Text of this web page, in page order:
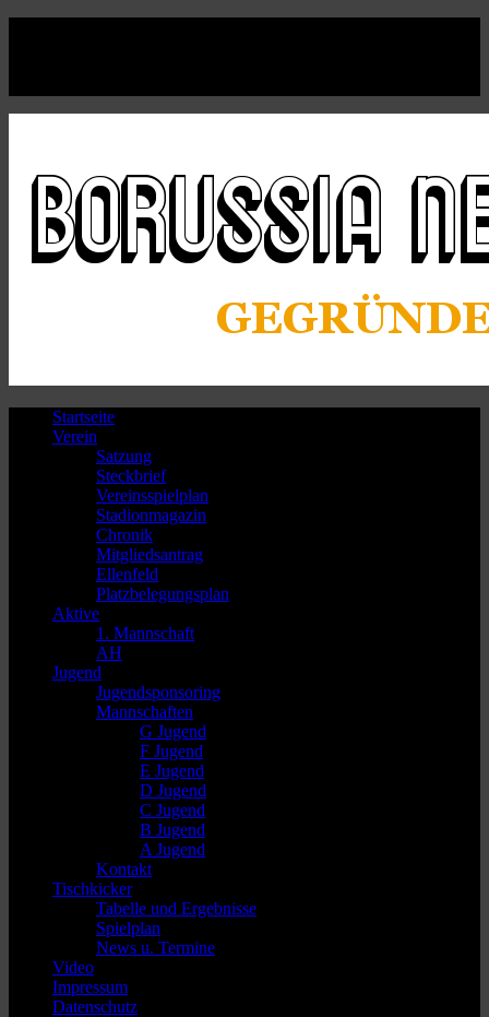
Startseite
Verein
Satzung
Steckbrief
Vereinsspielplan
Stadionmagazin
Chronik
Mitgliedsantrag
Ellenfeld
Platzbelegungsplan
Aktive
1. Mannschaft
AH
Jugend
Jugendsponsoring
Mannschaften
G Jugend
F Jugend
E Jugend
D Jugend
C Jugend
B Jugend
A Jugend
Kontakt
Tischkicker
Tabelle und Ergebnisse
Spielplan
News u. Termine
Video
Impressum
Datenschutz